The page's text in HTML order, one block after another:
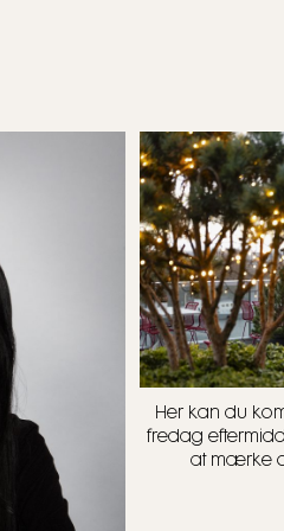
Her kan du
fredag
at mærke